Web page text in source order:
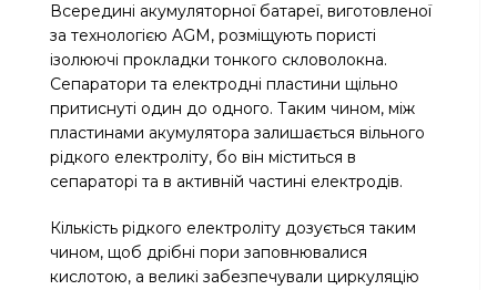
Всередині акумуляторної батареї, виготовленої
за технологією AGM, розміщують пористі
ізолюючі прокладки тонкого скловолокна.
Сепаратори та електродні пластини щільно
притиснуті один до одного. Таким чином, між
пластинами акумулятора залишається вільного
рідкого електроліту, бо він міститься в
сепараторі та в активній частині електродів.
Кількість рідкого електроліту дозується таким
чином, щоб дрібні пори заповнювалися
кислотою, а великі забезпечували циркуляцію